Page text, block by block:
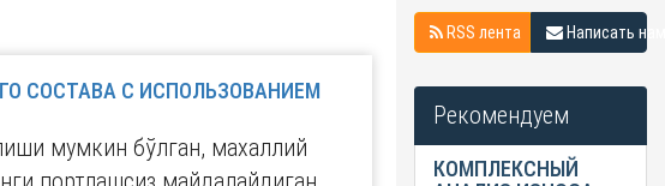
СОСТАВА С ИСПОЛЬЗОВАНИЕМ
мумкин бўлган, махаллий
RSS лента Написать нам
Рекомендуем
КОМПЛЕКСНЫЙ